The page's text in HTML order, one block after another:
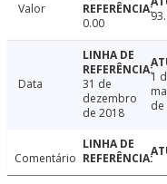
Valor
0.00
Data
31 de
dezembro
de 2018
1
de
Comentário